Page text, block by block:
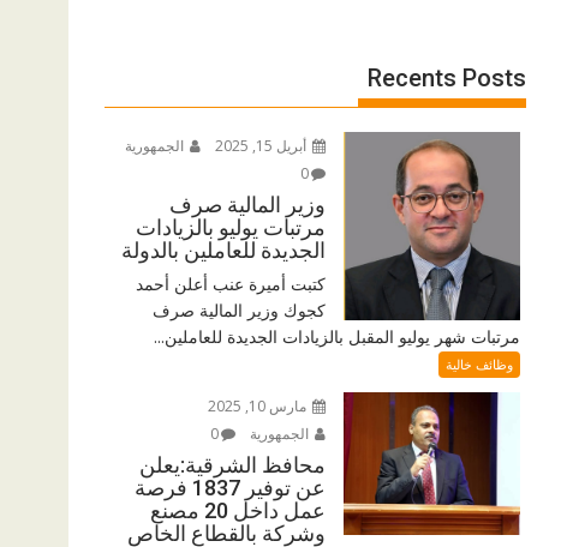
Recents Posts
أبريل 15, 2025
الجمهورية
0
وزير المالية صرف
مرتبات يوليو بالزيادات
الجديدة للعاملين بالدولة
كتبت أميرة عنب أعلن أحمد
كجوك وزير المالية صرف
مرتبات شهر يوليو المقبل بالزيادات الجديدة للعاملين...
وظائف خالية
مارس 10, 2025
الجمهورية
0
محافظ الشرقية:يعلن
عن توفير 1837 فرصة
عمل داخل 20 مصنع
وشركة بالقطاع الخاص